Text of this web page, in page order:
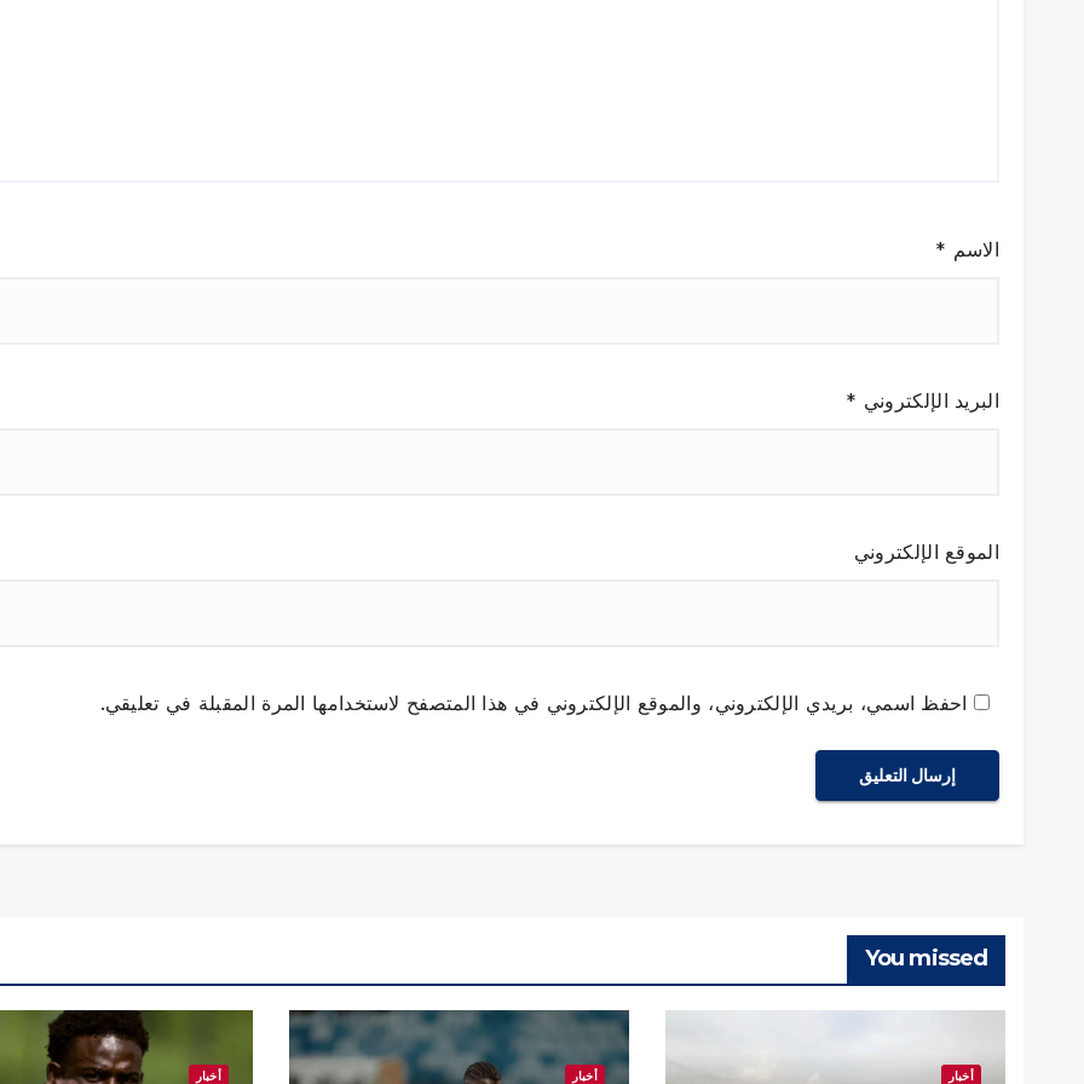
الاسم *
البريد الإلكتروني *
الموقع الإلكتروني
احفظ اسمي، بريدي الإلكتروني، والموقع الإلكتروني في هذا المتصفح لاستخدامها المرة المقبلة في تعليقي.
You missed
أخبار أخبار أخبار